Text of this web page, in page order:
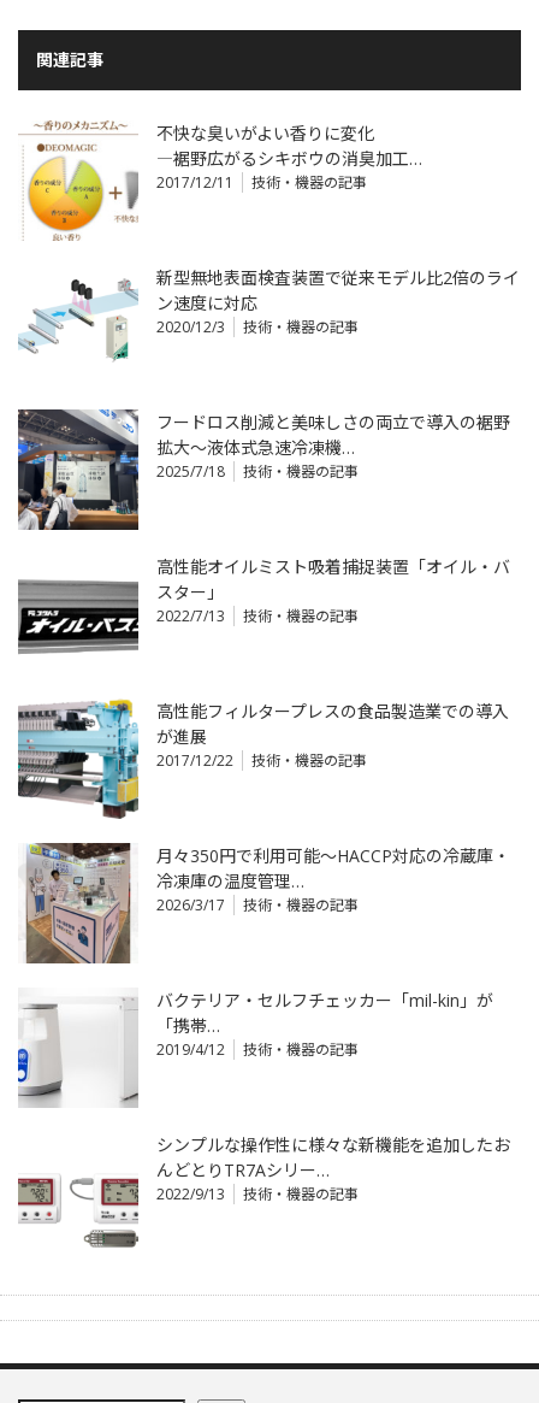
関連記事
不快な臭いがよい香りに変化
―裾野広がるシキボウの消臭加工…
2017/12/11 技術・機器の記事
新型無地表面検査装置で従来モデル比2倍のライ
ン速度に対応
2020/12/3 技術・機器の記事
フードロス削減と美味しさの両立で導入の裾野
拡大～液体式急速冷凍機…
2025/7/18 技術・機器の記事
高性能オイルミスト吸着捕捉装置「オイル・バ
スター」
2022/7/13 技術・機器の記事
高性能フィルタープレスの食品製造業での導入
が進展
2017/12/22 技術・機器の記事
月々350円で利用可能～HACCP対応の冷蔵庫・
冷凍庫の温度管理…
2026/3/17 技術・機器の記事
バクテリア・セルフチェッカー「mil-kin」が
「携帯…
2019/4/12 技術・機器の記事
シンプルな操作性に様々な新機能を追加したお
んどとりTR7Aシリー…
2022/9/13 技術・機器の記事